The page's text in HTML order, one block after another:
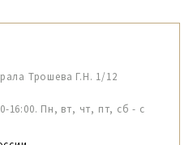
Трошева Г.Н. 1/12
16:00. Пн, вт, чт, пт, сб - с